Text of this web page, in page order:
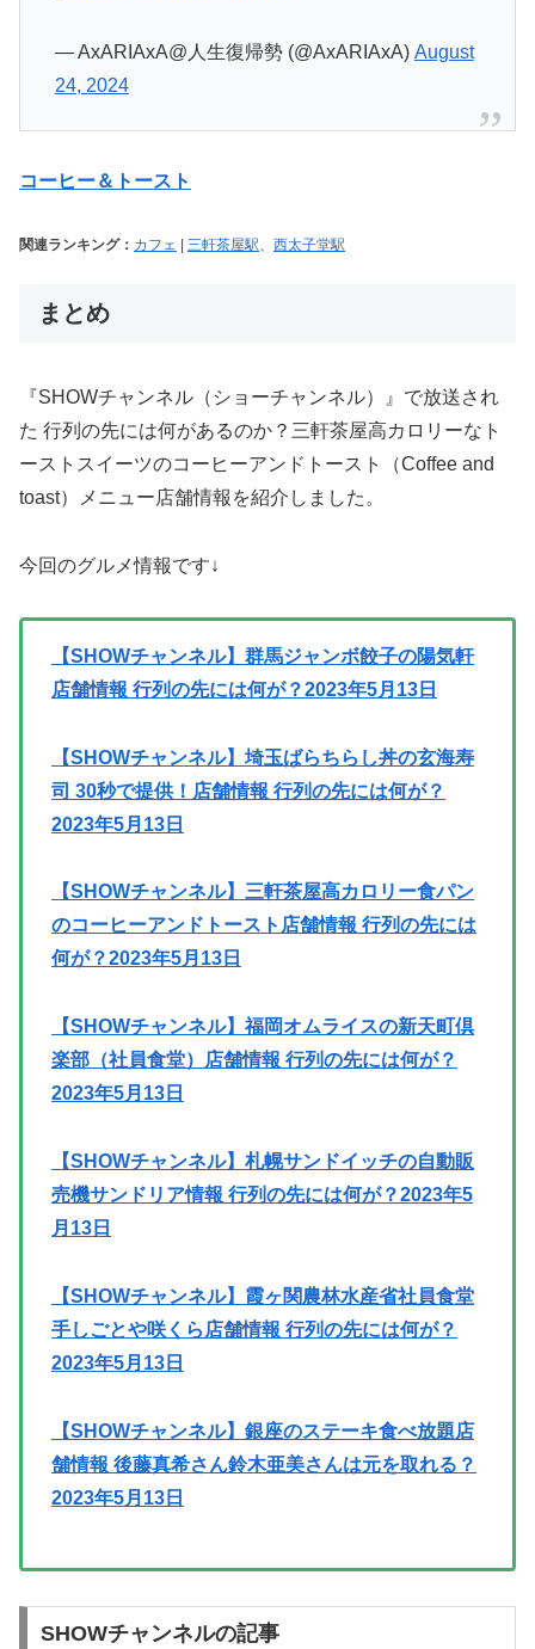
— AxARIAxA@人生復帰勢 (@AxARIAxA) August
24, 2024
コーヒー＆トースト
関連ランキング： カフェ 三軒茶屋駅、 西太子堂駅
まとめ
『SHOWチャンネル（ショーチャンネル）』で放送され
た 行列の先には何があるのか？三軒茶屋高カロリーなト
ーストスイーツのコーヒーアンドトースト（Coffee and
toast）メニュー店舗情報を紹介しました。
今回のグルメ情報です↓
【SHOWチャンネル】群馬ジャンボ餃子の陽気軒
店舗情報 行列の先には何が？2023年5月13日
【SHOWチャンネル】埼玉ばらちらし丼の玄海寿
司 30秒で提供！店舗情報 行列の先には何が？
2023年5月13日
【SHOWチャンネル】三軒茶屋高カロリー食パン
のコーヒーアンドトースト店舗情報 行列の先には
何が？2023年5月13日
【SHOWチャンネル】福岡オムライスの新天町倶
楽部（社員食堂）店舗情報 行列の先には何が？
2023年5月13日
【SHOWチャンネル】札幌サンドイッチの自動販
売機サンドリア情報 行列の先には何が？2023年5
月13日
【SHOWチャンネル】霞ヶ関農林水産省社員食堂
手しごとや咲くら店舗情報 行列の先には何が？
2023年5月13日
【SHOWチャンネル】銀座のステーキ食べ放題店
舗情報 後藤真希さん鈴木亜美さんは元を取れる？
2023年5月13日
SHOWチャンネルの記事